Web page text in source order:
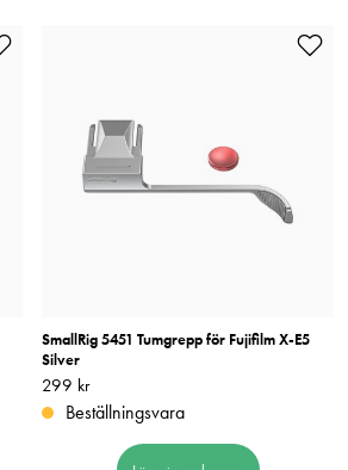
SmallRig 5451 Tumgrepp för Fujifilm X-E5
Silver
Pris: 299 kr
299 kr
Beställningsvara